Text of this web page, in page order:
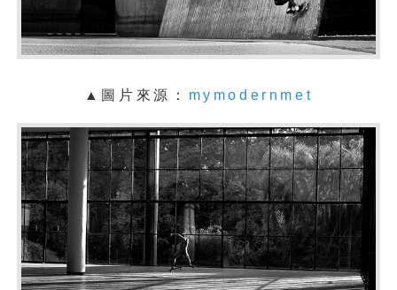
▲圖片來源： mymodernmet